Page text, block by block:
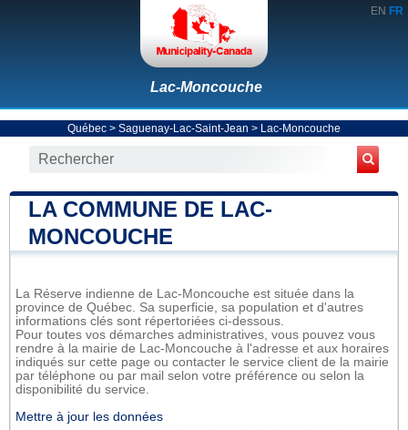
EN FR
Lac-Moncouche
Québec > Saguenay-Lac-Saint-Jean > Lac-Moncouche
LA COMMUNE DE LAC-
MONCOUCHE
La Réserve indienne de Lac-Moncouche est située dans la
province de Québec. Sa superficie, sa population et d'autres
informations clés sont répertoriées ci-dessous.
Pour toutes vos démarches administratives, vous pouvez vous
rendre à la mairie de Lac-Moncouche à l'adresse et aux horaires
indiqués sur cette page ou contacter le service client de la mairie
par téléphone ou par mail selon votre préférence ou selon la
disponibilité du service.
Mettre à jour les données